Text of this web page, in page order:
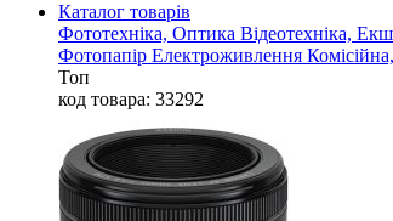
Каталог товарів
Фототехніка, Оптика Відеотехніка,
Фотопапір Електроживлення
Топ
код товара: 33292